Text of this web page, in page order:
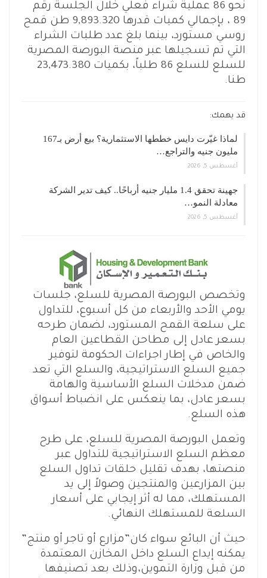
نحو 86 عملية شراء فعلي خلال الجلسة رقم
89 ، بإجمالي كميات قدرها 9,893.320 طن قمح
روسي مستورد، بينما بلغ عدد طلبات الشراء
التي تم تسجيلها عبر منصة البورصة المصرية
للسلع للسلع 86 طلباً، بكميات 23,473.380
طنا.
قد يهمك:
لماذا غيّرت دايس خططها الاستثمارية؟ بيع أرض بـ167
مليون جنيه والتراجع…
أغسطس 5, 2026
جهينة تحقق 1.4 مليار جنيه أرباحًا.. كيف تدير الشركة
معادلة النمو…
أغسطس 5, 2026
وتخصص البورصة المصرية للسلع، جلسات
يومي الأحد والأربعاء من كل أسبوع، للتداول
على سلعة القمح المستورد، لضمان طرحه
بسعر عادل إلى مطاحن القطاعين العام
والخاص في إطار اجراءات الحكومة لتوفير
جميع السلع الاستراتيجية، والسلع التي تعد
ضمن مدخلات السلع الأساسية والهامة
بسعر عادل، بما ينعكس على انضباط أسواق
هذه السلع.
وتعمل البورصة المصرية للسلع، على طرح
معظم السلع الاستراتيجية للتداول عبر
منصتها، بهدف تقليل حلقات تداول السلع
بين المزارعين والمنتجين وصولاً إلى يد
المستهلك، مما له أثر إيجابي على أسعار
السلعة للمستهلك النهائي.
حيث أن البائع سواء كان”مزارع أو تاجر أو منتج”
يمكنه إيداع السلع داخل المخازن المعتمدة
من قبل وزارة التموين،وذلك بعد تصنيفها